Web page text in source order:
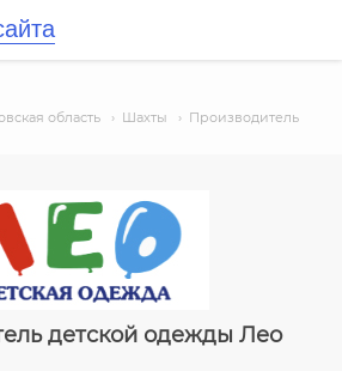
область › Шахты › Производитель
детской одежды Лео